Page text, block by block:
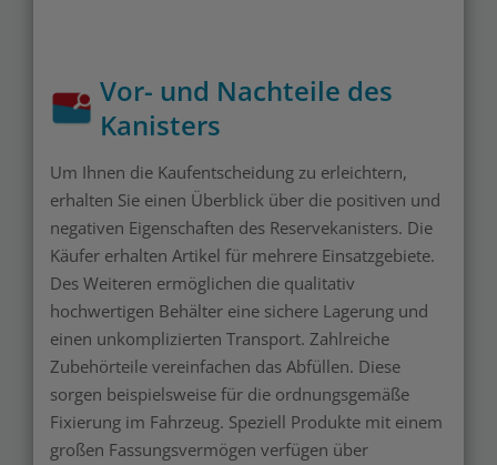
Vor- und Nachteile des
Kanisters
Um Ihnen die Kaufentscheidung zu erleichtern,
erhalten Sie einen Überblick über die positiven und
negativen Eigenschaften des Reservekanisters. Die
Käufer erhalten Artikel für mehrere Einsatzgebiete.
Des Weiteren ermöglichen die qualitativ
hochwertigen Behälter eine sichere Lagerung und
einen unkomplizierten Transport. Zahlreiche
Zubehörteile vereinfachen das Abfüllen. Diese
sorgen beispielsweise für die ordnungsgemäße
Fixierung im Fahrzeug. Speziell Produkte mit einem
großen Fassungsvermögen verfügen über